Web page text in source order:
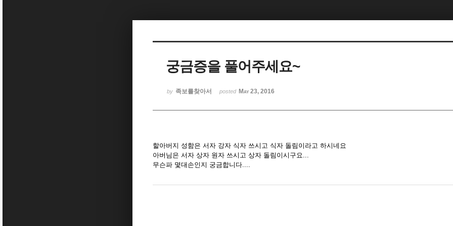
궁금증을 풀어주세요~
by 족보를찾아서 posted May 23, 2016
할아버지 성함은 서자 강자 식자 쓰시고 식자 돌림이라고 하시네요
아버님은 서자 상자 원자 쓰시고 상자 돌림이시구요...
무슨파 몇대손인지 궁금합니다....
Sketchbook5, 스케치북5
Sketchbook5, 스케치북5